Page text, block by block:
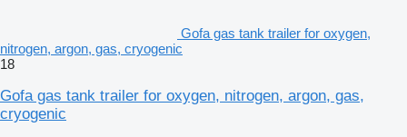
Gofa gas tank trailer for oxygen,
nitrogen, argon, gas, cryogenic
18
Gofa gas tank trailer for oxygen, nitrogen, argon, gas,
cryogenic